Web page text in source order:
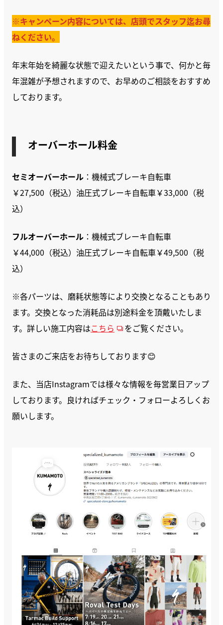
※キャンペーン内容については、店頭でスタッフ迄お尋
ねください。
年末年始を綺麗な状態で迎えたいという事で、何かと毎
年混雑が予想されますので、お早めのご相談をおすすめ
しております。
オーバーホール料金
セミオーバーホール ：機械式ブレーキ自転車
￥27,500（税込）油圧式ブレーキ自転車￥33,000（税
込）
フルオーバーホール ：機械式ブレーキ自転車
￥44,000（税込）油圧式ブレーキ自転車￥49,500（税
込）
※各パーツは、磨耗状態等により交換となることもあり
ます。交換となった消耗品は別途料金を頂戴いたしま
す。詳しい施工内容はこちら をご覧ください。
皆さまのご来店をお待ちしております😊
また、当店Instagramでは様々な情報を毎営業日アップ
しております。良ければチェック・フォローよろしくお
願いします。